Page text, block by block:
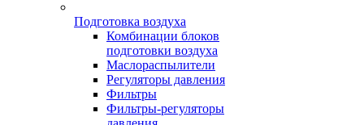
Подготовка воздуха
Комбинации блоков
подготовки воздуха
Маслораспылители
Регуляторы давления
Фильтры
Фильтры-регуляторы